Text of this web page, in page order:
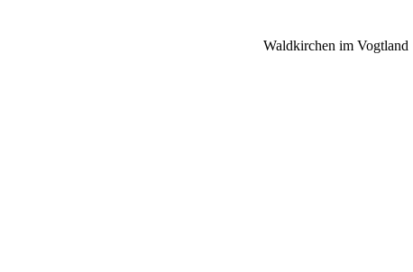
Waldkirchen im Vogtland